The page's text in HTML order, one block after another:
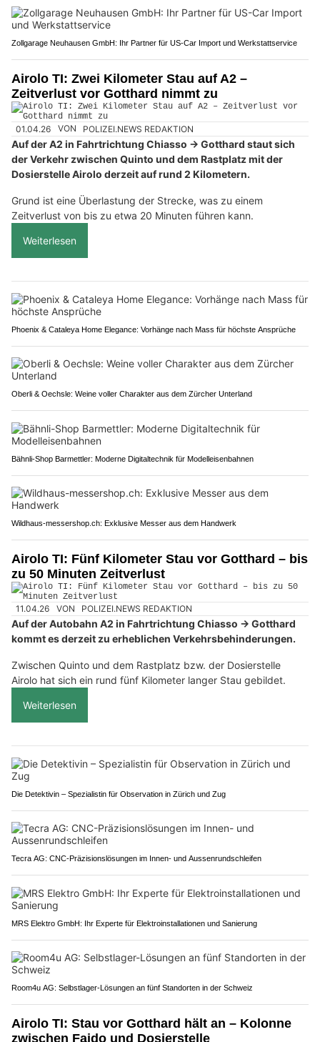
Zollgarage Neuhausen GmbH: Ihr Partner für US-Car Import und Werkstattservice
Airolo TI: Zwei Kilometer Stau auf A2 –
Zeitverlust vor Gotthard nimmt zu
01.04.26 VON POLIZEI.NEWS REDAKTION
Auf der A2 in Fahrtrichtung Chiasso → Gotthard staut sich
der Verkehr zwischen Quinto und dem Rastplatz mit der
Dosierstelle Airolo derzeit auf rund 2 Kilometern.
Grund ist eine Überlastung der Strecke, was zu einem
Zeitverlust von bis zu etwa 20 Minuten führen kann.
Weiterlesen
Phoenix & Cataleya Home Elegance: Vorhänge nach Mass für höchste Ansprüche
Oberli & Oechsle: Weine voller Charakter aus dem Zürcher Unterland
Bähnli-Shop Barmettler: Moderne Digitaltechnik für Modelleisenbahnen
Wildhaus-messershop.ch: Exklusive Messer aus dem Handwerk
Airolo TI: Fünf Kilometer Stau vor Gotthard – bis
zu 50 Minuten Zeitverlust
11.04.26 VON POLIZEI.NEWS REDAKTION
Auf der Autobahn A2 in Fahrtrichtung Chiasso → Gotthard
kommt es derzeit zu erheblichen Verkehrsbehinderungen.
Zwischen Quinto und dem Rastplatz bzw. der Dosierstelle
Airolo hat sich ein rund fünf Kilometer langer Stau gebildet.
Weiterlesen
Die Detektivin – Spezialistin für Observation in Zürich und Zug
Tecra AG: CNC-Präzisionslösungen im Innen- und Aussenrundschleifen
MRS Elektro GmbH: Ihr Experte für Elektroinstallationen und Sanierung
Room4u AG: Selbstlager-Lösungen an fünf Standorten in der Schweiz
Airolo TI: Stau vor Gotthard hält an – Kolonne
zwischen Faido und Dosierstelle